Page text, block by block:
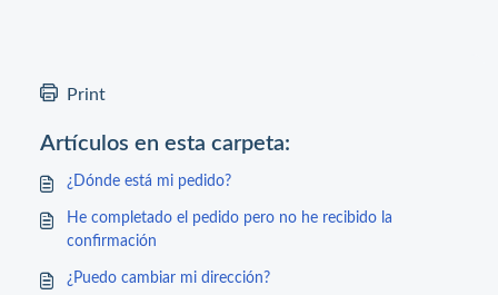
Print
Artículos en esta carpeta:
¿Dónde está mi pedido?
He completado el pedido pero no he recibido la
confirmación
¿Puedo cambiar mi dirección?